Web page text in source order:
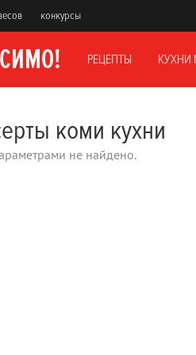
конкурсы
РЕЦЕПТЫ КУХНИ
коми кухни
не найдено.